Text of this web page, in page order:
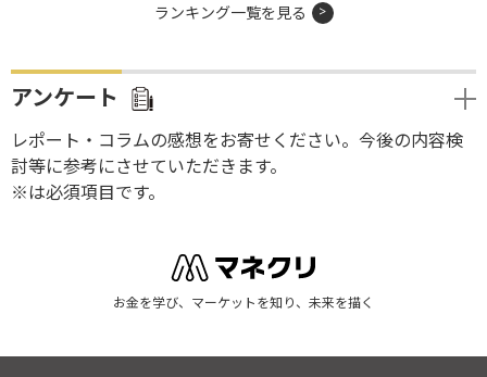
ランキング一覧を見る
アンケート
レポート・コラムの感想をお寄せください。今後の内容検
討等に参考にさせていただきます。
※は必須項目です。
お金を学び、マーケットを知り、未来を描く